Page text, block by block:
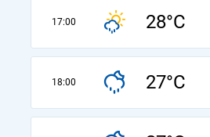
17:00 28°C
18:00 27°C